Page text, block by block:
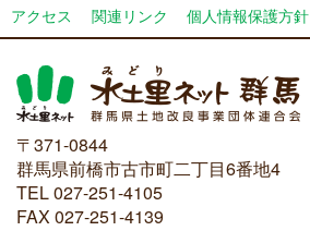
アクセス 関連リンク 個人情報保護方針
〒371-0844
群馬県前橋市古市町二丁目6番地4
TEL 027-251-4105
FAX 027-251-4139